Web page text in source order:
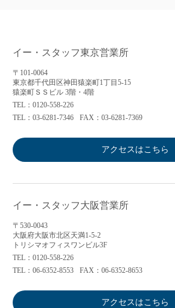
イー・スタッフ東京営業所
〒101-0064
東京都千代田区神田猿楽町1丁目5-15
猿楽町ＳＳビル 3階・4階
TEL：0120-558-226
TEL：03-6281-7346
FAX：03-6281-7369
アクセスはこちら
イー・スタッフ大阪営業所
〒530-0043
大阪府大阪市北区天満1-5-2
トリシマオフィスワンビル3F
TEL：0120-558-226
TEL：06-6352-8553
FAX：06-6352-8653
アクセスはこちら